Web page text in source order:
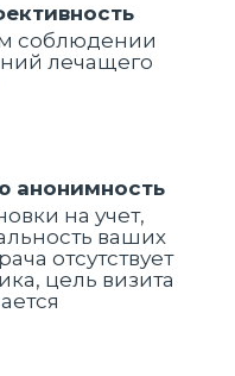
соблюдении
лечащего
анонимность
на учет,
ваших
отсутствует
цель визита